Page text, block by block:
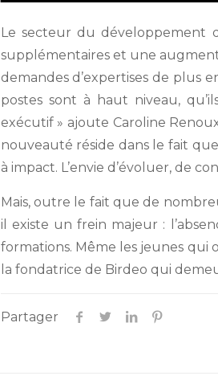
Le secteur du développement
supplémentaires et une
demandes d’expertises de plus
postes sont à haut niveau,
exécutif » ajoute Caroline
nouveauté réside dans le fait
à impact. L’envie d’évoluer, de
Mais, outre le fait que de
il existe un frein majeur :
formations. Même les jeunes qui
la fondatrice de Birdeo qui
Partager